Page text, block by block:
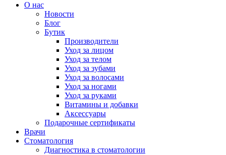
О нас
Новости
Блог
Бутик
Производители
Уход за лицом
Уход за телом
Уход за зубами
Уход за волосами
Уход за ногами
Уход за руками
Витамины и добавки
Аксессуары
Подарочные сертификаты
Врачи
Стоматология
Диагностика в стоматологии